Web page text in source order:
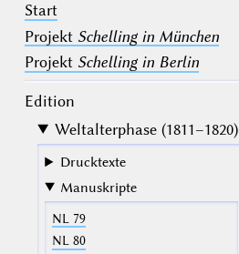
Start
Projekt Schelling in München
Projekt Schelling in Berlin
Edition
Weltalterphase (1811–1820)
Drucktexte
Manuskripte
NL 79
NL 80